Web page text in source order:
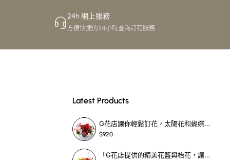
24h 網上服務
方便快捷的24小時查詢訂花服務
Latest Products
G花店讓你輕鬆訂花，太陽花和蝴蝶蘭花籃，適合每個重要時刻！-SF390
$920
「G花店提供的精美花籃與枱花，讓重要場合更顯祝賀與喜悅，適合各種用場！」-SF398